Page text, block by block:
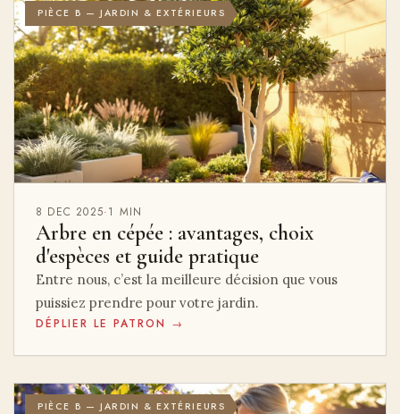
PIÈCE B — JARDIN & EXTÉRIEURS
8 DEC 2025·1 MIN
Arbre en cépée : avantages, choix
d'espèces et guide pratique
Entre nous, c’est la meilleure décision que vous
puissiez prendre pour votre jardin.
DÉPLIER LE PATRON →
PIÈCE B — JARDIN & EXTÉRIEURS